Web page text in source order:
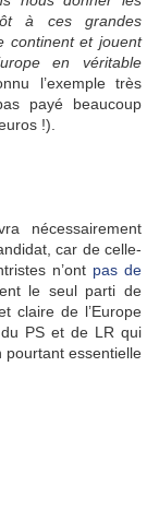
à ces grandes
continent et jouent
en véritable
l’exemple très
payé beaucoup
!).
nécessairement
car de celle-
n’ont pas de
le seul parti de
claire de l’Europe
PS et de LR qui
pourtant essentielle